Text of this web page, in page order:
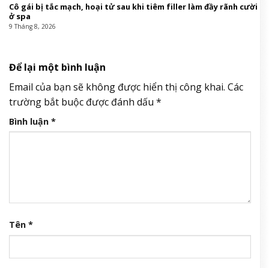
Cô gái bị tắc mạch, hoại tử sau khi tiêm filler làm đầy rãnh cười
ở spa
9 Tháng 8, 2026
Để lại một bình luận
Email của bạn sẽ không được hiển thị công khai. Các
trường bắt buộc được đánh dấu *
Bình luận *
Tên *